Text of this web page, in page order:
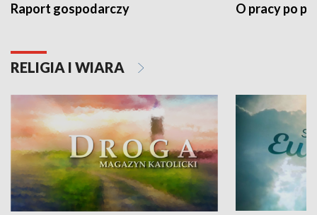
Raport gospodarczy O pracy po
RELIGIA I WIARA